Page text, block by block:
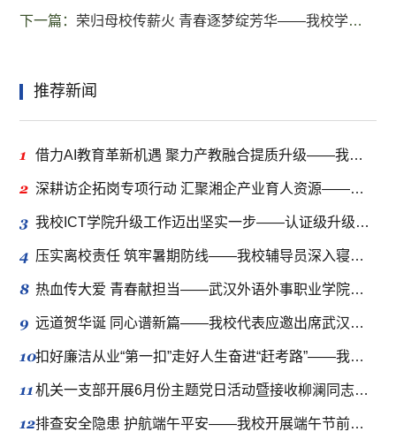
下一篇： 荣归母校传薪火 青春逐梦绽芳华——我校学子董宇钊重返天门市岳口高级中学参与艺术节活动
推荐新闻
1 借力AI教育革新机遇 聚力产教融合提质升级——我校组团赴长沙参加第十八届高校教育发展高峰论坛
2 深耕访企拓岗专项行动 汇聚湘企产业育人资源——商业航天与低空技术学院、具身智能与光电技术学院赴长沙四家知名企业集中调研洽谈
3 我校ICT学院升级工作迈出坚实一步——认证级升级推进会顺利召开
4 压实离校责任 筑牢暑期防线——我校辅导员深入寝室开展学生离校安全隐患排查
8 热血传大爱 青春献担当——武汉外语外事职业学院开展校园无偿献血活动
9 远道贺华诞 同心谱新篇——我校代表应邀出席武汉晴川学院建校二十周年庆典
10扣好廉洁从业“第一扣”走好人生奋进“赶考路”——我校党委组织部召开2026届毕业生党员座谈会
11机关一支部开展6月份主题党日活动暨接收柳澜同志为中共预备党员支部大会
12排查安全隐患 护航端午平安——我校开展端午节前校园安全专项检查